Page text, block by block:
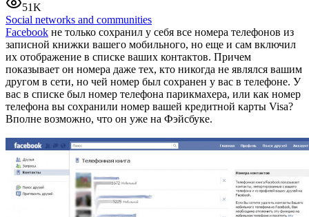
51K
Social networks and communities
Facebook не только сохранил у себя все номера телефонов из
записной книжки вашего мобильного, но еще и сам включил
их отображение в списке ваших контактов. Причем
показывает он номера даже тех, кто никогда не являлся вашим
другом в сети, но чей номер был сохранен у вас в телефоне. У
вас в списке был номер телефона парикмахера, или как номер
телефона вы сохранили номер вашей кредитной карты Visa?
Вполне возможно, что он уже на Фэйсбуке.